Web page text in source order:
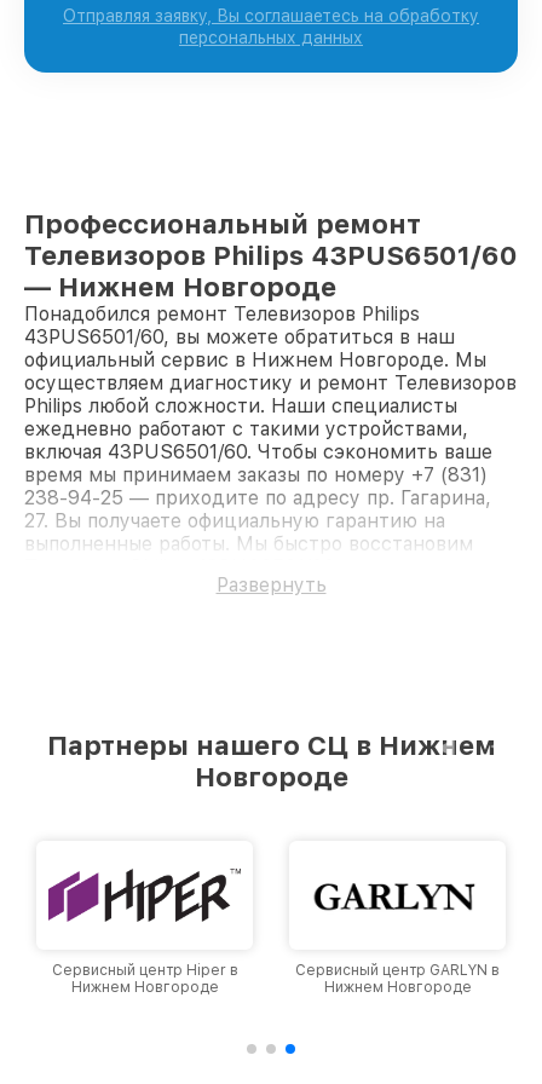
Отправляя заявку, Вы соглашаетесь на обработку
персональных данных
Профессиональный ремонт
Телевизоров Philips 43PUS6501/60
— Нижнем Новгороде
Понадобился ремонт Телевизоров Philips
43PUS6501/60, вы можете обратиться в наш
официальный сервис в Нижнем Новгороде. Мы
осуществляем диагностику и ремонт Телевизоров
Philips любой сложности. Наши специалисты
ежедневно работают с такими устройствами,
включая 43PUS6501/60. Чтобы сэкономить ваше
время мы принимаем заказы по номеру +7 (831)
238-94-25 — приходите по адресу пр. Гагарина,
27. Вы получаете официальную гарантию на
выполненные работы. Мы быстро восстановим
Развернуть
Партнеры нашего СЦ в Нижнем
Новгороде
Сервисный центр Hiper в
Нижнем Новгороде
Сервисный центр GARLYN в
Нижнем Новгороде